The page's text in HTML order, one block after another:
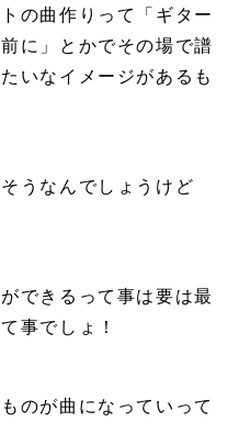
の曲作りって「ギター
に」とかでその場で譜
いなイメージがあるも
うなんでしょうけど
できるって事は要は最
事でしょ！
のが曲になっていって